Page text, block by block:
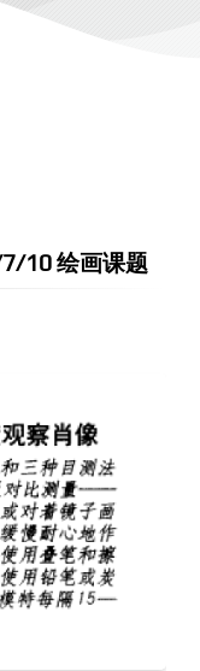
10 绘画课题